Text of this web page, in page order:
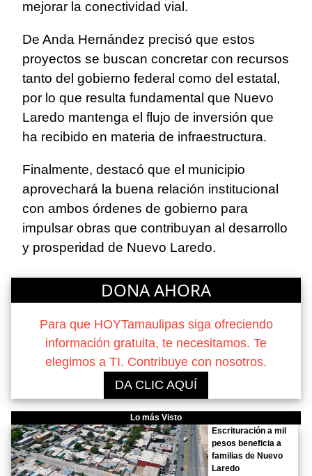
mejorar la conectividad vial.
De Anda Hernández precisó que estos
proyectos se buscan concretar con recursos
tanto del gobierno federal como del estatal,
por lo que resulta fundamental que Nuevo
Laredo mantenga el flujo de inversión que
ha recibido en materia de infraestructura.
Finalmente, destacó que el municipio
aprovechará la buena relación institucional
con ambos órdenes de gobierno para
impulsar obras que contribuyan al desarrollo
y prosperidad de Nuevo Laredo.
DONA AHORA
Para que HOYTamaulipas siga ofreciendo
información gratuita, te necesitamos. Te
elegimos a TI. Contribuye con nosotros.
DA CLIC AQUÍ
Lo más Visto
Escrituración a mil
pesos beneficia a
familias de Nuevo
Laredo